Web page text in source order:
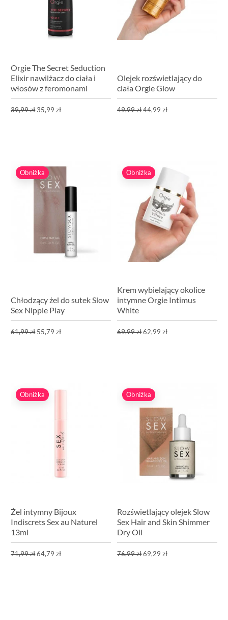
Orgie The Secret Seduction
Elixir nawilżacz do ciała i
włosów z feromonami
39,99 zł35,99 zł
Olejek rozświetlający do
ciała Orgie Glow
49,99 zł44,99 zł
Obniżka
Chłodzący żel do sutek Slow
Sex Nipple Play
61,99 zł 55,79 zł
Obniżka
Krem wybielający okolice
intymne Orgie Intimus
White
69,99 zł62,99 zł
Obniżka
Żel intymny Bijoux
Indiscrets Sex au Naturel
13ml
71,99 zł64,79 zł
Obniżka
Rozświetlający olejek Slow
Sex Hair and Skin Shimmer
Dry Oil
76,99 zł69,29 zł